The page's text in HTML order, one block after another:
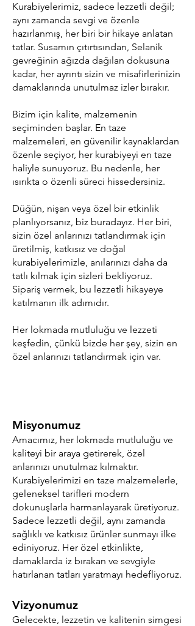
Kurabiyelerimiz, sadece lezzetli değil;
aynı zamanda sevgi ve özenle
hazırlanmış, her biri bir hikaye anlatan
tatlar. Susamın çıtırtısından, Selanik
gevreğinin ağızda dağılan dokusuna
kadar, her ayrıntı sizin ve misafirlerinizin
damaklarında unutulmaz izler bırakır.
Bizim için kalite, malzemenin
seçiminden başlar. En taze
malzemeleri, en güvenilir kaynaklardan
özenle seçiyor, her kurabiyeyi en taze
haliyle sunuyoruz. Bu nedenle, her
ısırıkta o özenli süreci hissedersiniz.
Düğün, nişan veya özel bir etkinlik
planlıyorsanız, biz buradayız. Her biri,
sizin özel anlarınızı tatlandırmak için
üretilmiş, katkısız ve doğal
kurabiyelerimizle, anılarınızı daha da
tatlı kılmak için sizleri bekliyoruz.
Sipariş vermek, bu lezzetli hikayeye
katılmanın ilk adımıdır.
Her lokmada mutluluğu ve lezzeti
keşfedin, çünkü bizde her şey, sizin en
özel anlarınızı tatlandırmak için var.
Misyonumuz
Amacımız, her lokmada mutluluğu ve
kaliteyi bir araya getirerek, özel
anlarınızı unutulmaz kılmaktır.
Kurabiyelerimizi en taze malzemelerle,
geleneksel tarifleri modern
dokunuşlarla harmanlayarak üretiyoruz.
Sadece lezzetli değil, aynı zamanda
sağlıklı ve katkısız ürünler sunmayı ilke
ediniyoruz. Her özel etkinlikte,
damaklarda iz bırakan ve sevgiyle
hatırlanan tatları yaratmayı hedefliyoruz.
Vizyonumuz
Gelecekte, lezzetin ve kalitenin simgesi